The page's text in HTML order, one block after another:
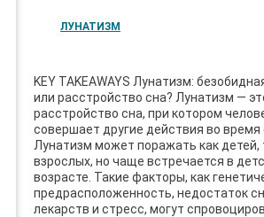
ЛУНАТИЗМ
KEY TAKEAWAYS Лунатизм:
или расстройство сна? Лунатизм —
расстройство сна, при котором
совершает другие действия во время
Лунатизм может поражать как детей,
взрослых, но чаще встречается в
возрасте. Такие факторы, как
предрасположенность, недостаток
лекарств и стресс, могут